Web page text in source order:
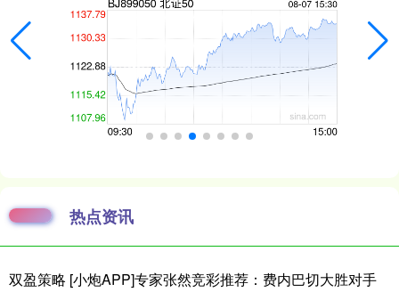
热点资讯
双盈策略 [小炮APP]专家张然竞彩推荐：费内巴切大胜对手